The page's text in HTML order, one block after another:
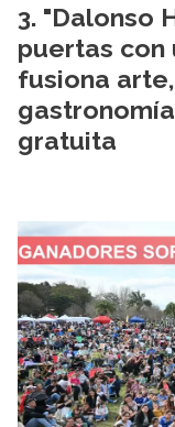
"Dalonso
puertas con
fusiona
gratuita